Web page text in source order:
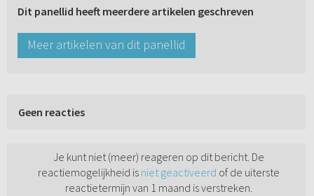
Dit panellid heeft meerdere artikelen geschreven
Meer artikelen van dit panellid
Geen reacties
Je kunt niet (meer) reageren op dit bericht. De
reactiemogelijkheid is niet geactiveerd of de uiterste
reactietermijn van 1 maand is verstreken.